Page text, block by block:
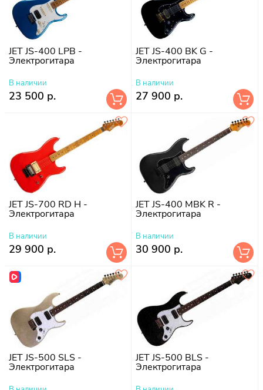
JET JS-400 LPB -
Электрогитара
В наличии
23 500 р.
JET JS-400 BK G -
Электрогитара
В наличии
27 900 р.
JET JS-700 RD H -
Электрогитара
В наличии
29 900 р.
JET JS-400 MBK R -
Электрогитара
В наличии
30 900 р.
JET JS-500 SLS -
Электрогитара
JET JS-500 BLS -
Электрогитара